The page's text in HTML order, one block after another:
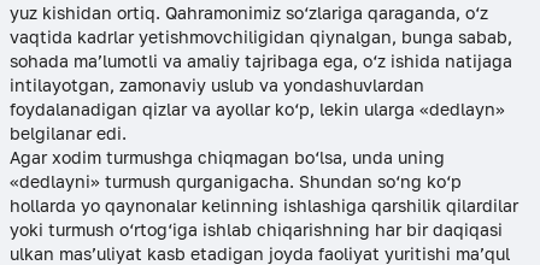
yuz kishidan ortiq. Qahramonimiz so‘zlariga qaraganda, o‘z
vaqtida kadrlar yetishmovchiligidan qiynalgan, bunga sabab,
sohada ma’lumotli va amaliy tajribaga ega, o‘z ishida natijaga
intilayotgan, zamonaviy uslub va yondashuvlardan
foydalanadigan qizlar va ayollar ko‘p, lekin ularga «dedlayn»
belgilanar edi.
Agar xodim turmushga chiqmagan bo‘lsa, unda uning
«dedlayni» turmush qurganigacha. Shundan so‘ng ko‘p
hollarda yo qaynonalar kelinning ishlashiga qarshilik qilardilar
yoki turmush o‘rtog‘iga ishlab chiqarishning har bir daqiqasi
ulkan mas’uliyat kasb etadigan joyda faoliyat yuritishi ma’qul